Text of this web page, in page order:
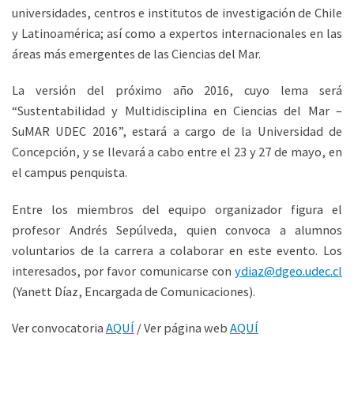
universidades, centros e institutos de investigación de Chile
y Latinoamérica; así como a expertos internacionales en las
áreas más emergentes de las Ciencias del Mar.
La versión del próximo año 2016, cuyo lema será
“Sustentabilidad y Multidisciplina en Ciencias del Mar –
SuMAR UDEC 2016”, estará a cargo de la Universidad de
Concepción, y se llevará a cabo entre el 23 y 27 de mayo, en
el campus penquista.
Entre los miembros del equipo organizador figura el
profesor Andrés Sepúlveda, quien convoca a alumnos
voluntarios de la carrera a colaborar en este evento. Los
interesados, por favor comunicarse con ydiaz@dgeo.udec.cl
(Yanett Díaz, Encargada de Comunicaciones).
Ver convocatoria AQUÍ / Ver página web AQUÍ